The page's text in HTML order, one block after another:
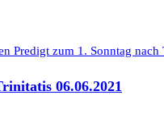
06.06.2021